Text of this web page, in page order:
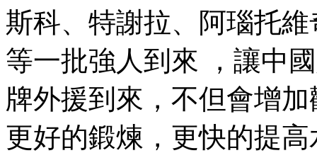
斯科、特謝拉、阿瑙托
等一批強人到來 ，讓中
牌外援到來 ，不但會增加
更好的鍛煉，更快的提高